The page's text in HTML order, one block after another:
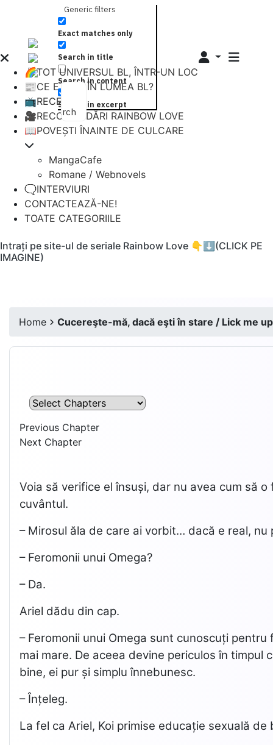
Search
Generic filters
Exact matches only
Search in title
Search in content
Search in excerpt
🌈TOT UNIVERSUL BL, ÎNTR-UN LOC
📰CE E NOU ÎN LUMEA BL?
📺RECENZII
🎥RECOMANDĂRI RAINBOW LOVE
📖POVEȘTI ÎNAINTE DE CULCARE
MangaCafe
Romane / Webnovels
🗨️INTERVIURI
CONTACTEAZĂ-NE!
TOATE CATEGORIILE
Intrați pe site-ul de seriale Rainbow Love 👇⬇️(CLICK PE
IMAGINE)
Home Cucereşte-mă, dacă eşti în stare / Lick me
Previous Chapter
Next Chapter
Voia să verifice el însuși, dar nu avea cum să
cuvântul.
– Mirosul ăla de care ai vorbit… dacă e real, nu
– Feromonii unui Omega?
– Da.
Ariel dădu din cap.
– Feromonii unui Omega sunt cunoscuți
mai mare. De aceea devine periculos în
bine, ei pur și simplu înnebunesc.
– Înțeleg.
La fel ca Ariel, Koi primise educație sexuală